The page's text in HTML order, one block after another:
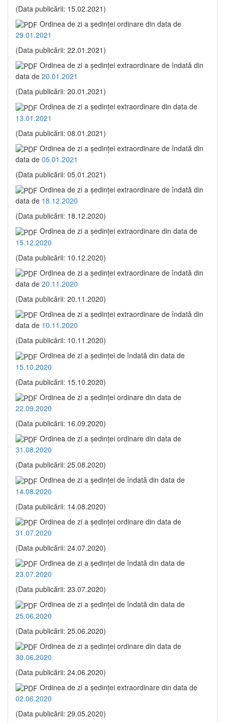
(Data publicării: 15.02.2021)
Ordinea de zi a şedinţei ordinare din data de
29.01.2021
(Data publicării: 22.01.2021)
Ordinea de zi a şedinţei extraordinare de îndată din
data de 20.01.2021
(Data publicării: 20.01.2021)
Ordinea de zi a şedinţei extraordinare din data de
13.01.2021
(Data publicării: 08.01.2021)
Ordinea de zi a şedinţei extraordinare de îndată din
data de 05.01.2021
(Data publicării: 05.01.2021)
Ordinea de zi a şedinţei extraordinare de îndată din
data de 18.12.2020
(Data publicării: 18.12.2020)
Ordinea de zi a şedinţei extraordinare din data de
15.12.2020
(Data publicării: 10.12.2020)
Ordinea de zi a şedinţei extraordinare de îndată din
data de 20.11.2020
(Data publicării: 20.11.2020)
Ordinea de zi a şedinţei extraordinare de îndată din
data de 10.11.2020
(Data publicării: 10.11.2020)
Ordinea de zi a şedinţei de îndată din data de
15.10.2020
(Data publicării: 15.10.2020)
Ordinea de zi a şedinţei ordinare din data de
22.09.2020
(Data publicării: 16.09.2020)
Ordinea de zi a şedinţei ordinare din data de
31.08.2020
(Data publicării: 25.08.2020)
Ordinea de zi a şedinţei de îndată din data de
14.08.2020
(Data publicării: 14.08.2020)
Ordinea de zi a şedinţei ordinare din data de
31.07.2020
(Data publicării: 24.07.2020)
Ordinea de zi a şedinţei de îndată din data de
23.07.2020
(Data publicării: 23.07.2020)
Ordinea de zi a şedinţei de îndată din data de
25.06.2020
(Data publicării: 25.06.2020)
Ordinea de zi a şedinţei ordinare din data de
30.06.2020
(Data publicării: 24.06.2020)
Ordinea de zi a şedinţei extraordinare din data de
02.06.2020
(Data publicării: 29.05.2020)